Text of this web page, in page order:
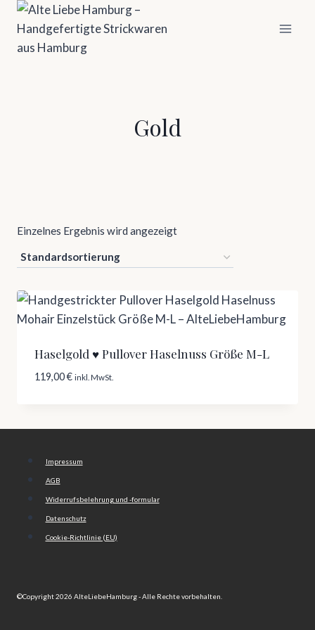
Zum
Inhalt
springen
Gold
Einzelnes Ergebnis wird angezeigt
Haselgold ♥ Pullover Haselnuss Größe M-L
119,00€ inkl. MwSt.
Impressum
AGB
Widerrufsbelehrung und -formular
Datenschutz
Cookie-Richtlinie (EU)
©Copyright 2026 AlteLiebeHamburg - Alle Rechte vorbehalten.